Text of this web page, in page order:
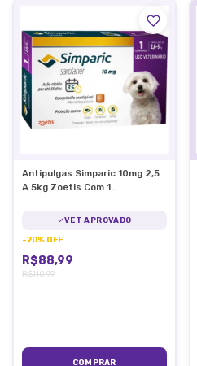
Antipulgas Simparic 10mg 2,5
A 5kg Zoetis Com 1
VET APROVADO
-20% OFF
R$88,99
R$110,99